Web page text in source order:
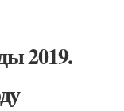
2019.